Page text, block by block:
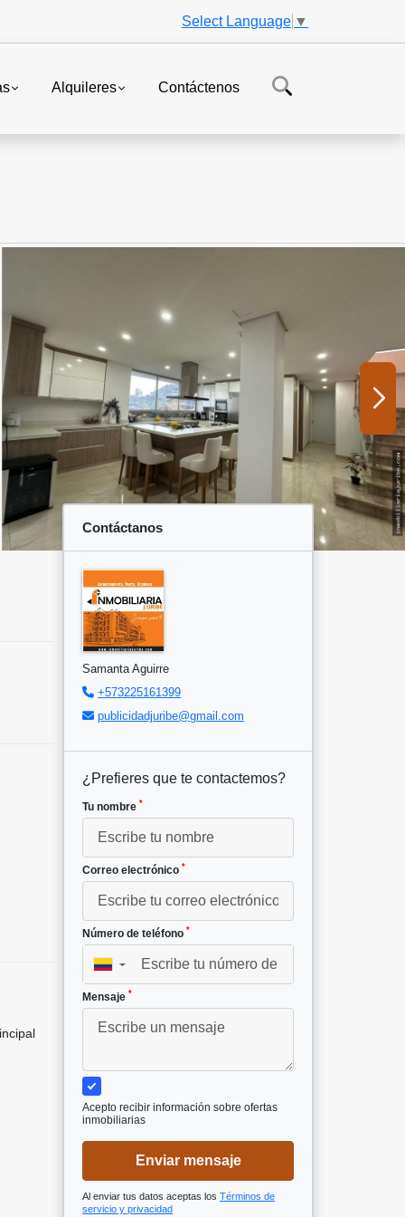
Select Language ▼
Alquileres Contáctenos
Contáctanos
Samanta Aguirre
+573225161399
publicidadjuribe@gmail.com
¿Prefieres que te contactemos?
Tu nombre *
Correo electrónico *
Número de teléfono *
▼
Mensaje *
Acepto recibir información sobre ofertas
inmobiliarias
Enviar mensaje
Al enviar tus datos aceptas los Términos de
servicio y privacidad